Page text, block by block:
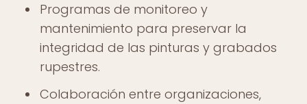
Programas de monitoreo y
mantenimiento para preservar la
integridad de las pinturas y grabados
rupestres.
Colaboración entre organizaciones,